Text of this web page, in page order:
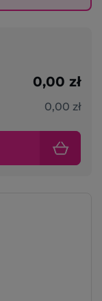
0,00 zł
0,00 zł